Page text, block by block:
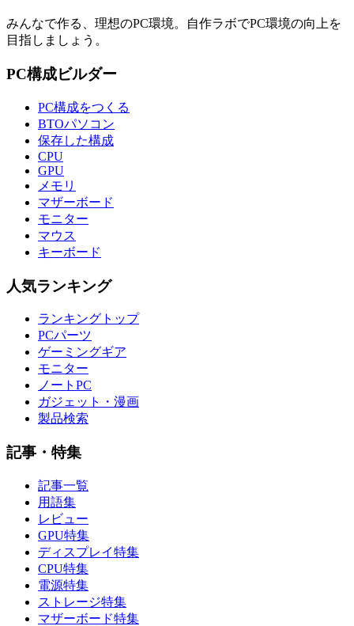
みんなで作る、理想のPC環境。 自作ラボでPC環境の向上を
目指しましょう。
PC構成ビルダー
PC構成をつくる
BTOパソコン
保存した構成
CPU
GPU
メモリ
マザーボード
モニター
マウス
キーボード
人気ランキング
ランキングトップ
PCパーツ
ゲーミングギア
モニター
ノートPC
ガジェット・漫画
製品検索
記事・特集
記事一覧
用語集
レビュー
GPU特集
ディスプレイ特集
CPU特集
電源特集
ストレージ特集
マザーボード特集